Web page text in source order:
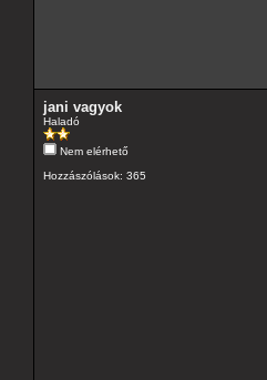
jani vagyok
Haladó
Nem elérhető
Hozzászólások: 365